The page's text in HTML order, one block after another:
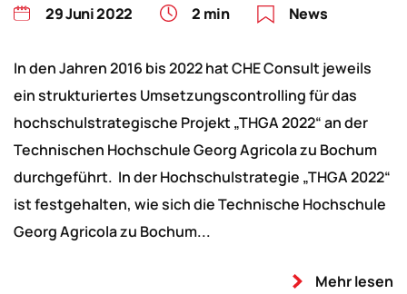
29 Juni 2022 2 min News
In den Jahren 2016 bis 2022 hat CHE Consult jeweils
ein strukturiertes Umsetzungscontrolling für das
hochschulstrategische Projekt „THGA 2022“ an der
Technischen Hochschule Georg Agricola zu Bochum
durchgeführt. In der Hochschulstrategie „THGA 2022“
ist festgehalten, wie sich die Technische Hochschule
Georg Agricola zu Bochum...
Mehr lesen